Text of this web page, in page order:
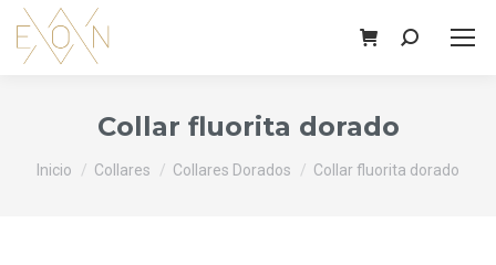
Buscar:
Collar fluorita dorado
Estás aquí:
Inicio Collares Collares Dorados Collar fluorita dorado